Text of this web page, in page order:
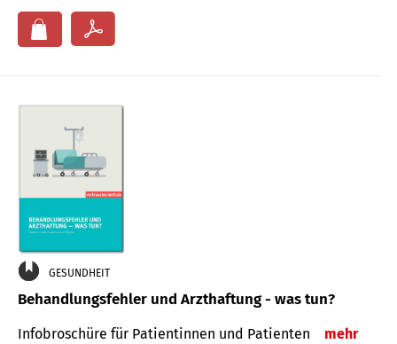
GESUNDHEIT
Behandlungsfehler und Arzthaftung - was tun?
Infobroschüre für Patientinnen und Patienten mehr